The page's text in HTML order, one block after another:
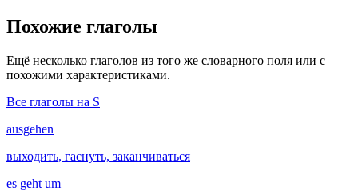
Похожие глаголы
Ещё несколько глаголов из того же словарного поля или с
похожими характеристиками.
Все глаголы на S
ausgehen
выходить, гаснуть, заканчиваться
es geht um